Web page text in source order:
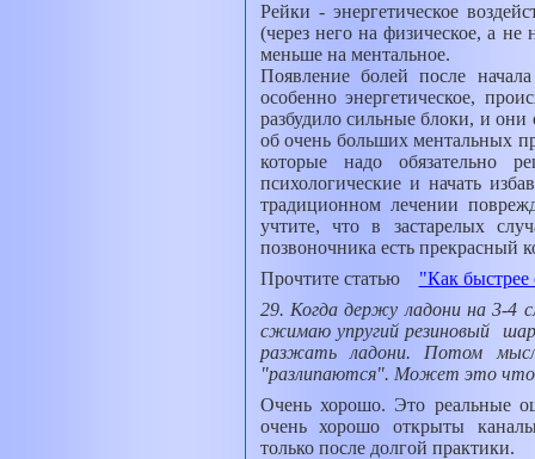
Рейки - энергетическое
(через него на физическое, а
меньше на ментальное.
Появление болей после
особенно энергетическое,
разбудило сильные блоки, и
об очень больших ментальных
которые надо обязательно
психологические и начать
традиционном лечении
учтите, что в застарелых
позвоночника есть прекрасный
Прочтите статью
"Как быстрее
29. Когда держу ладони на 3-4
сжимаю упругий резиновый
разжать ладони. Потом
"разлипаются". Может это что
Очень хорошо. Это реальные
очень хорошо открыты
только после долгой практики.